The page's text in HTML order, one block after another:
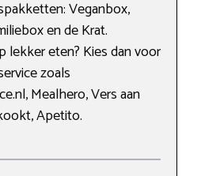
Veganbox,
en de Krat.
lekker eten? Kies dan voor
zoals
Mealhero, Vers aan
Apetito.